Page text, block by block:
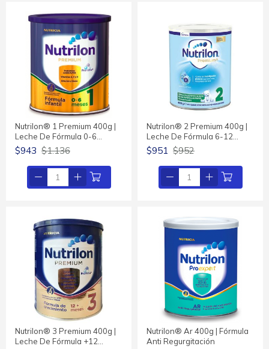
Nutrilon® 1 Premium 400g |
Leche De Fórmula 0-6…
$943 $1.136
Nutrilon® 2 Premium 400g |
Leche De Fórmula 6-12…
$951 $952
Nutrilon® 3 Premium 400g |
Leche De Fórmula +12…
Nutrilon® Ar 400g | Fórmula
Anti Regurgitación